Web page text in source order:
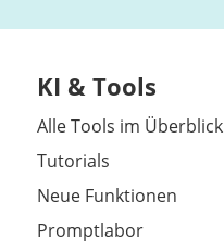
KI & Tools
Alle Tools im Überblick
Tutorials
Neue Funktionen
Promptlabor